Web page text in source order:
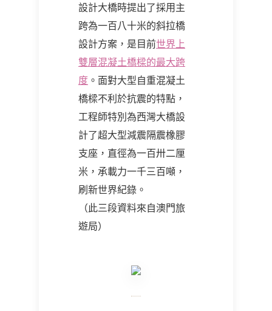
設計大橋時提出了採用主
跨為一百八十米的斜拉橋
設計方案，是目前世界上
雙層混凝土橋樑的最大跨
度 。面對大型自重混凝土
橋樑不利於抗震的特點，
工程師特別為西灣大橋設
計了超大型減震隔震橡膠
支座，直徑為一百卅二厘
米，承載力一千三百噸，
刷新世界紀錄。
（此三段資料來自澳門旅
遊局）